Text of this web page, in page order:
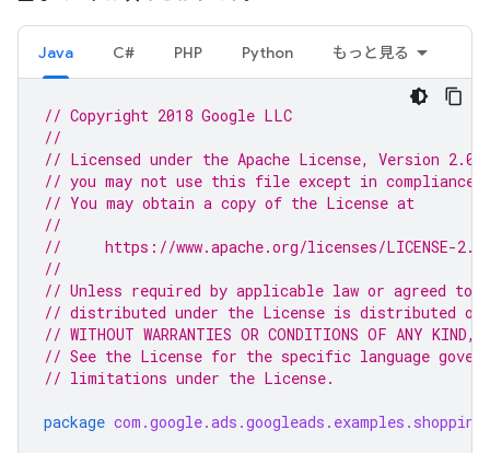
Java C# PHP Python もっと見る
// Copyright 2018 Google LLC
//
// Licensed under the Apache License, Version
// you may not use this file except in compliance
// You may obtain a copy of the License at
//
//     https://www.apache.org/licenses/LICENSE-2.0
//
// Unless required by applicable law or agreed to
// distributed under the License is distributed on
// WITHOUT WARRANTIES OR CONDITIONS OF ANY
// See the License for the specific language
// limitations under the License.
package